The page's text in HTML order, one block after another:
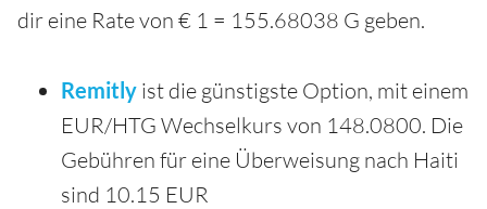
dir eine Rate von € 1 = 155.68038 G geben.
Remitly ist die günstigste Option, mit einem
EUR/HTG Wechselkurs von 148.0800. Die
Gebühren für eine Überweisung nach Haiti
sind 10.15 EUR